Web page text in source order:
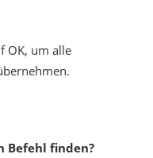
OK, um alle
Befehl finden?